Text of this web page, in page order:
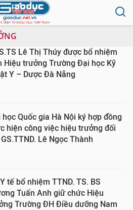
Lê Thị Thúy được bổ nhiệm
Hiệu trưởng Trường Đại học Kỹ
Y – Dược Đà Nẵng
Quốc gia Hà Nội ký hợp đồng
hiện công việc hiệu trưởng đối
Lê Ngọc Thành
tế bổ nhiệm TTND. TS. BS
Tuấn Anh giữ chức Hiệu
Trường ĐH Điều dưỡng Nam